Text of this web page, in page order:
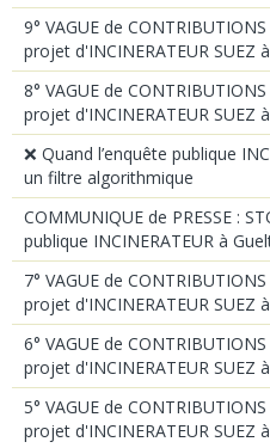
9° VAGUE de
projet d'INCINERATEUR SUEZ
8° VAGUE de
projet d'INCINERATEUR SUEZ
❌ Quand l’enquête publique
un filtre algorithmique
COMMUNIQUE de PRESSE :
publique INCINERATEUR à
7° VAGUE de
projet d'INCINERATEUR SUEZ
6° VAGUE de
projet d'INCINERATEUR SUEZ
5° VAGUE de
projet d'INCINERATEUR SUEZ